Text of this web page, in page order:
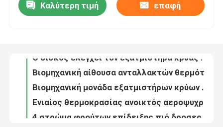
Βίντεο
Γύρος εργοστασίων
Ποιοτικός έλεγχος
Καλύτερη τιμή επαφή
Ο δίσκος ελέγχει τον εξατμιστήρα κρύας αποθήκευσης, εξατμιστήρας δωματίων αιθουσών παγώματος αέρα